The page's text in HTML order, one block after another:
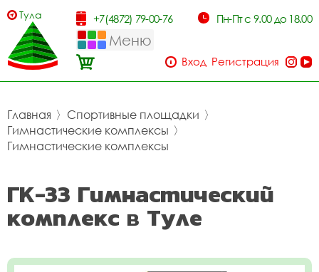
Тула +7(4872) 79-00-76 Пн-Пт с 9.00 до 18.00
Меню
Вход Регистрация
Главная 〉 Спортивные площадки 〉
Гимнастические комплексы 〉
Гимнастические комплексы
ГК-33 Гимнастический
комплекс в Туле